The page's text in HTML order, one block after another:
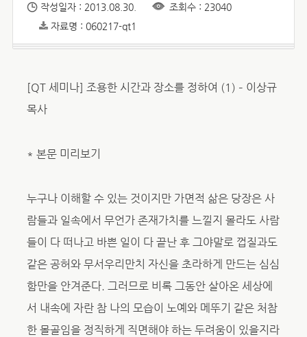
작성일자 : 2013.08.30.
조회수 : 23040
자료명 : 060217-qt1
[QT 세미나] 조용한 시간과 장소를 정하여 (1) – 이상규
목사
* 본문 미리보기
누구나 이해할 수 있는 것이지만 가면적 삶은 당장은 사
람들과 일속에서 무언가 존재가치를 느낄지 몰라도 사람
들이 다 떠나고 바쁜 일이 다 끝난 후 그야말로 껍질과도
같은 공허와 무서우리만치 자신을 초라하게 만드는 심심
함만을 안겨준다. 그러므로 비록 그동안 살아온 세상에
서 내속에 자란 참 나의 모습이 노예와 메뚜기 같은 처참
한 몰골임을 정직하게 직면해야 하는 두려움이 있을지라